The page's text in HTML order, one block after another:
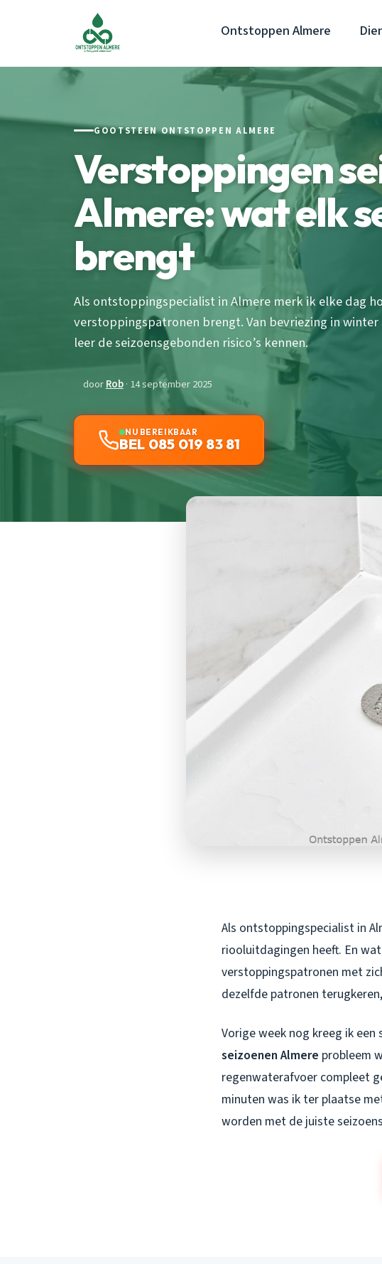
Ontstoppen Almere
GOOTSTEEN ONTSTOPPEN ALMERE
Verstoppingen
Almere: wat elk
brengt
Als ontstoppingspecialist in Almere merk ik elke dag
verstoppingspatronen brengt. Van bevriezing in
leer de seizoensgebonden risico’s kennen.
doorRob· 14 september 2025
NU BEREIKBAAR
BEL 085 019 83 81
Als ontstoppingspecialist in
riooluitdagingen heeft. En
verstoppingspatronen met
dezelfde patronen
Vorige week nog kreeg ik
seizoenen Almere probleem
regenwaterafvoer compleet
minuten was ik ter plaatse
worden met de juiste